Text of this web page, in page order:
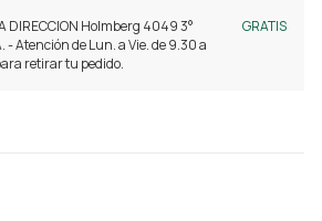
DIRECCION Holmberg 4049 3°
- Atención de Lun. a Vie. de 9.30 a
retirar tu pedido.
GRATIS